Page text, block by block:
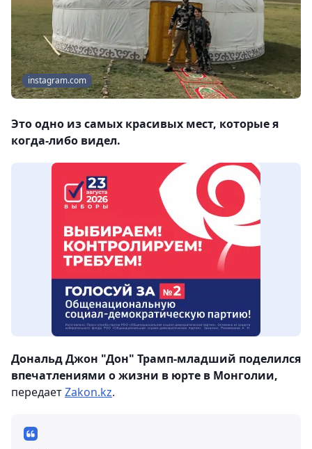
instagram.com
Это одно из самых красивых мест, которые я
когда-либо видел.
Дональд Джон "Дон" Трамп-младший поделился
впечатлениями о жизни в юрте в Монголии,
передаетZakon.kz.